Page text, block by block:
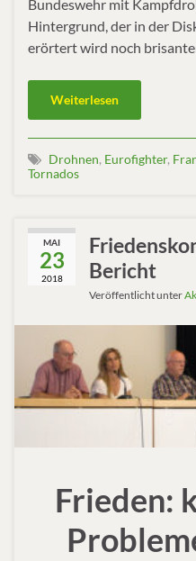
Bundeswehr mit
Hintergrund, der in der
erörtert wird noch
Weiterlesen
Drohnen, Eurofighter,
Tornados
MAI
23
2018
Bericht
Veröffentlicht unter
Frieden: